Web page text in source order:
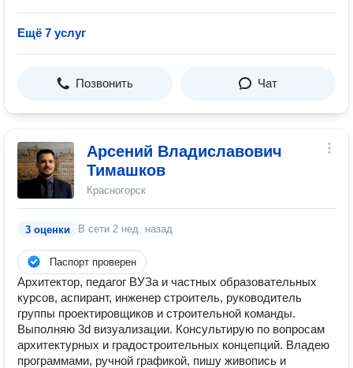
Ещё 7 услуг
Позвонить Чат
Арсений Владиславович
Тимашков
Красногорск
3 оценки В сети 2 нед. назад
Паспорт проверен
Архитектор, педагог ВУЗа и частных образовательных
курсов, аспирант, инженер строитель, руководитель
группы проектировщиков и строительной команды.
Выполняю 3d визуализации. Консультирую по вопросам
архитектурных и градостроительных концепций. Владею
программами, ручной графикой, пишу живопись и